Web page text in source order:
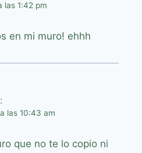
las 1:42 pm
en mi muro! ehhh
las 10:43 am
que no te lo copio ni